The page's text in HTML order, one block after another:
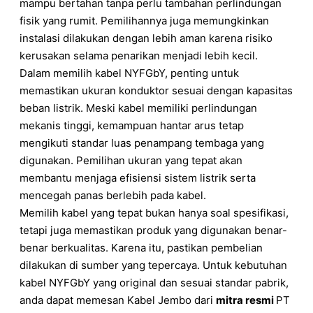
mampu bertahan tanpa perlu tambahan perlindungan
fisik yang rumit. Pemilihannya juga memungkinkan
instalasi dilakukan dengan lebih aman karena risiko
kerusakan selama penarikan menjadi lebih kecil.
Dalam memilih kabel NYFGbY, penting untuk
memastikan ukuran konduktor sesuai dengan kapasitas
beban listrik. Meski kabel memiliki perlindungan
mekanis tinggi, kemampuan hantar arus tetap
mengikuti standar luas penampang tembaga yang
digunakan. Pemilihan ukuran yang tepat akan
membantu menjaga efisiensi sistem listrik serta
mencegah panas berlebih pada kabel.
Memilih kabel yang tepat bukan hanya soal spesifikasi,
tetapi juga memastikan produk yang digunakan benar-
benar berkualitas. Karena itu, pastikan pembelian
dilakukan di sumber yang tepercaya. Untuk kebutuhan
kabel NYFGbY yang original dan sesuai standar pabrik,
anda dapat memesan Kabel Jembo dari mitra resmi PT